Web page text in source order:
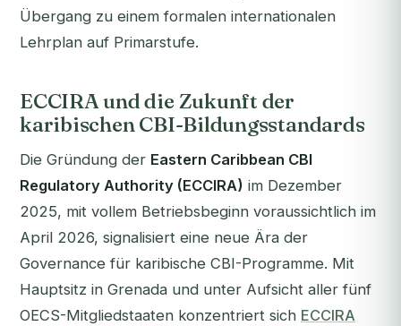
Übergang zu einem formalen internationalen
Lehrplan auf Primarstufe.
ECCIRA und die Zukunft der
karibischen CBI-Bildungsstandards
Die Gründung der Eastern Caribbean CBI
Regulatory Authority (ECCIRA) im Dezember
2025, mit vollem Betriebsbeginn voraussichtlich im
April 2026, signalisiert eine neue Ära der
Governance für karibische CBI-Programme. Mit
Hauptsitz in Grenada und unter Aufsicht aller fünf
OECS-Mitgliedstaaten konzentriert sich ECCIRA